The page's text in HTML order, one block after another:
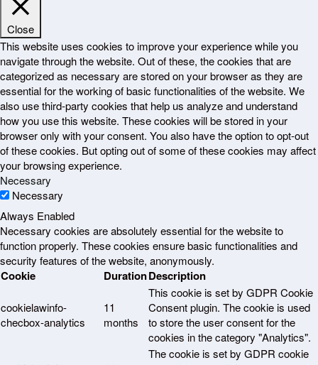
Close
This website uses cookies to improve your experience while you
navigate through the website. Out of these, the cookies that are
categorized as necessary are stored on your browser as they are
essential for the working of basic functionalities of the website. We
also use third-party cookies that help us analyze and understand
how you use this website. These cookies will be stored in your
browser only with your consent. You also have the option to opt-out
of these cookies. But opting out of some of these cookies may affect
your browsing experience.
Necessary
Necessary
Always Enabled
Necessary cookies are absolutely essential for the website to
function properly. These cookies ensure basic functionalities and
security features of the website, anonymously.
Cookie DurationDescription
cookielawinfo-
checbox-analytics
11
months
This cookie is set by GDPR Cookie
Consent plugin. The cookie is used
to store the user consent for the
cookies in the category "Analytics".
The cookie is set by GDPR cookie